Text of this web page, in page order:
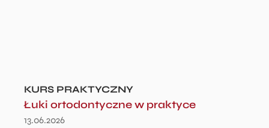
KURS PRAKTYCZNY
Łuki ortodontyczne w praktyce
13.06.2026